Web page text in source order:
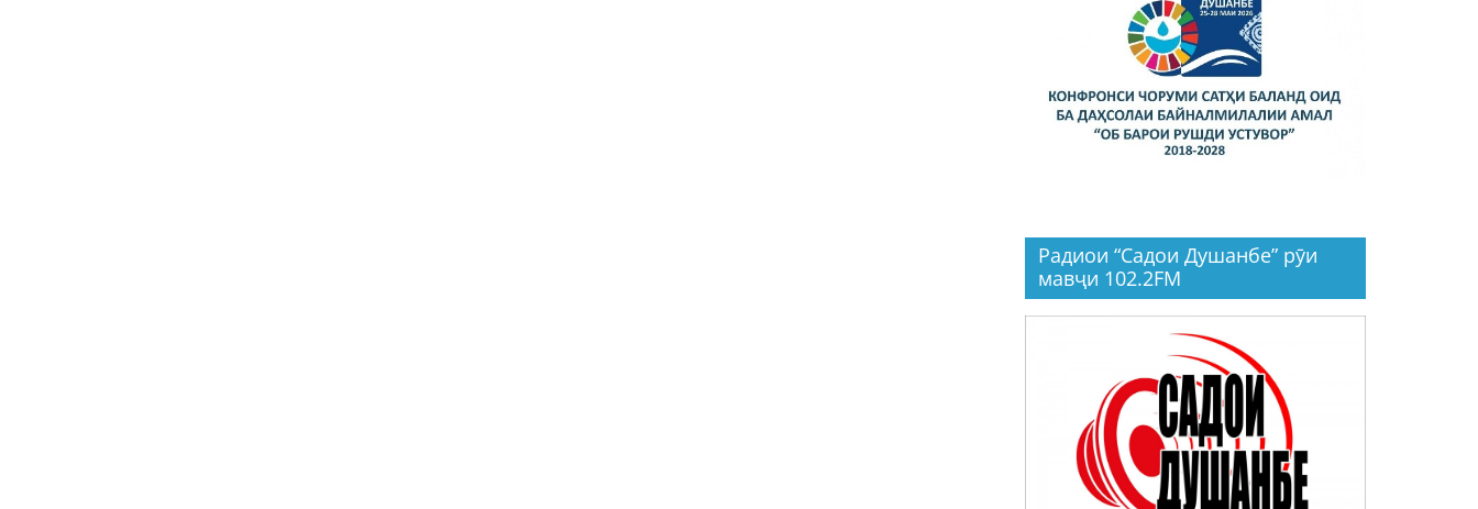
Радиои “Садои Душанбе” рӯи
мавҷи 102.2FM